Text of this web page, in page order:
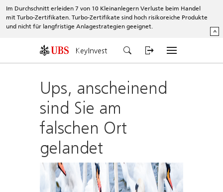
Im Durchschnitt erleiden 7 von 10 Kleinanlegern Verluste beim Handel
mit Turbo-Zertifikaten. Turbo-Zertifikate sind hoch risikoreiche Produkte
und nicht für langfristige Anlagestrategien geeignet.
^
KeyInvest
Ups, anscheinend
sind Sie am
falschen Ort
gelandet